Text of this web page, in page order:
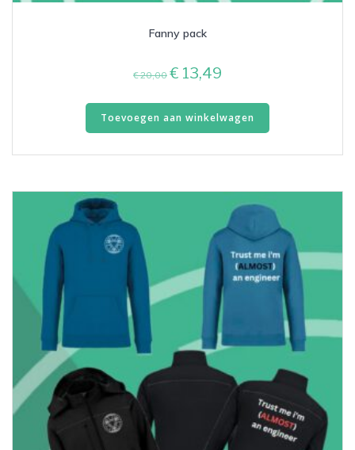
Fanny pack
€20,00 Oorspronkelijke
was:
€ 20,00.
€ 13,49
is:
€ 13,49.
Toevoegen aan winkelwagen